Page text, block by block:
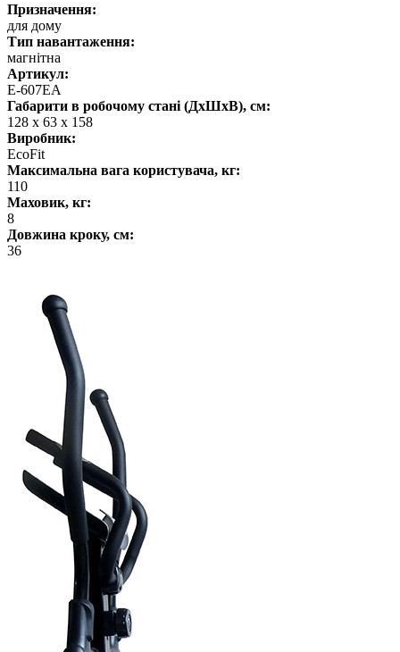
Призначення:
для дому
Тип навантаження:
магнітна
Артикул:
E-607EA
Габарити в робочому стані (ДхШхВ), см:
128 х 63 х 158
Виробник:
EcoFit
Максимальна вага користувача, кг:
110
Маховик, кг:
8
Довжина кроку, см:
36